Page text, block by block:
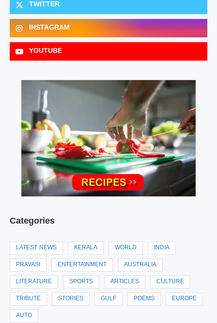
TWITTER
INSTAGRAM
YOUTUBE
Categories
LATEST NEWS KERALA WORLD INDIA
PRAVASI ENTERTAINMENT AUSTRALIA
LITERATURE SPORTS ARTICLES CULTURE
TRIBUTE STORIES GULF POEMS EUROPE
AUTO